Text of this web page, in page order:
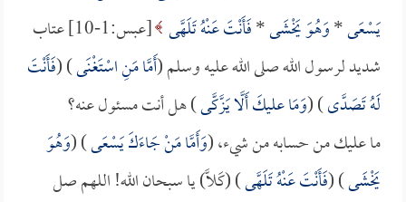
يَسْعَى*وَهُوَ يَخْشَى*فَأَنْتَ عَنْهُ تَلَهَّى
[عبس:1-10] عتاب
شديد لرسول الله صلى الله عليه وسلم (أَمَّا مَنِ اسْتَغْنَى) (فَأَنْتَ
لَهُ تَصَدَّى) (وَمَا عليكَ أَلَّا يَزَّكَّى) هل أنت مسئول عنه؟
ما عليك من حسابه من شيء، (وَأَمَّا مَنْ جَاءَكَ يَسْعَى) (وَهُوَ
يَخْشَى) (فَأَنْتَ عَنْهُ تَلَهَّى) (كَلَّا) يا سبحان الله! اللهم صل